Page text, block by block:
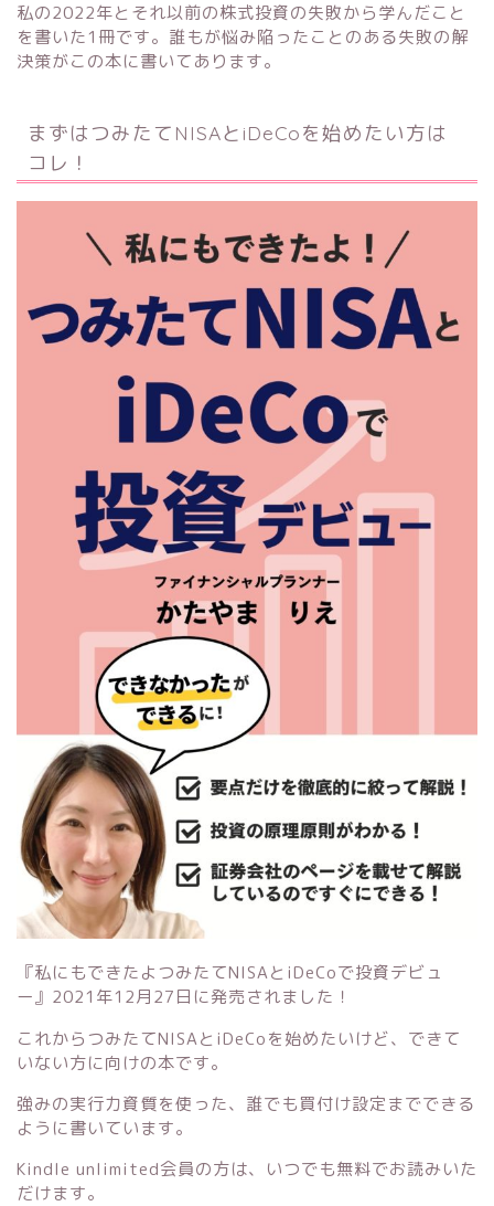
私の2022年とそれ以前の株式投資の失敗から学んだこと
を書いた1冊です。誰もが悩み陥ったことのある失敗の解
決策がこの本に書いてあります。
まずはつみたてNISAとiDeCoを始めたい方は
コレ！
『私にもできたよつみたてNISAとiDeCoで投資デビュ
ー』 2021年12月27日に発売されました！
これからつみたてNISAとiDeCoを始めたいけど、できて
いない方に向けの本です。
強みの実行力資質を使った、誰でも買付け設定までできる
ように書いています。
Kindle unlimited会員の方は、いつでも無料でお読みいた
だけます。